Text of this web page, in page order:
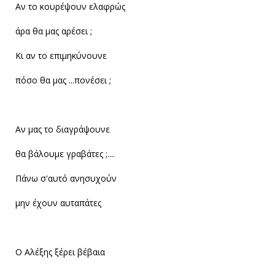
Αν το κουρέψουν ελαφρώς
άρα θα μας αρέσει ;
Κι αν το επιμηκύνουνε
πόσο θα μας ...πονέσει ;
Αν μας το διαγράψουνε
θα βάλουμε γραβάτες ;....
Πάνω σ'αυτό ανησυχούν
μην έχουν αυταπάτες
Ο Αλέξης ξέρει βέβαια